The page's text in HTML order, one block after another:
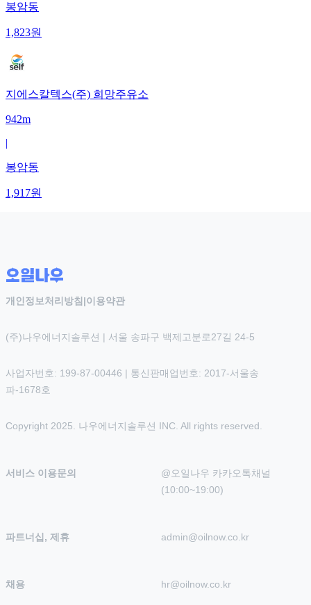
봉암동
1,823원
지에스칼텍스(주) 희망주유소
942m
|
봉암동
1,917원
개인정보처리방침 |이용약관
(주)나우에너지솔루션 | 서울 송파구 백제고분로27길 24-5
사업자번호: 199-87-00446 | 통신판매업번호: 2017-서울송
파-1678호
Copyright 2025. 나우에너지솔루션 INC. All rights reserved.
서비스 이용문의
@오일나우 카카오톡채널
(10:00~19:00)
파트너십, 제휴 admin@oilnow.co.kr
채용 hr@oilnow.co.kr